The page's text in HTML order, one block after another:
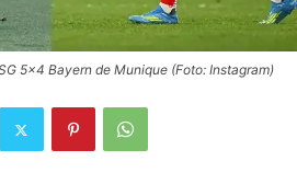
5x4 Bayern de Munique (Foto: Instagram)